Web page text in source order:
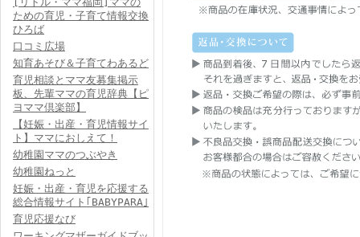
ための育児・子育て情報交換
ひろば
口コミ広場
知育あそび＆子育てわあるど
育児相談とママ友募集掲示
板、先輩ママの育児辞典【ピ
ヨママ倶楽部】
【妊娠・出産・育児情報サイ
ト】ママにおしえて！
幼稚園ママのつぶやき
幼稚園ねっと
妊娠・出産・育児を応援する
総合情報サイト｢BABYPARA｣
育児応援なび